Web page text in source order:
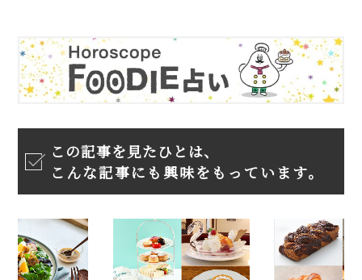
この記事を見たひとは、
こんな記事にも興味をもっています。